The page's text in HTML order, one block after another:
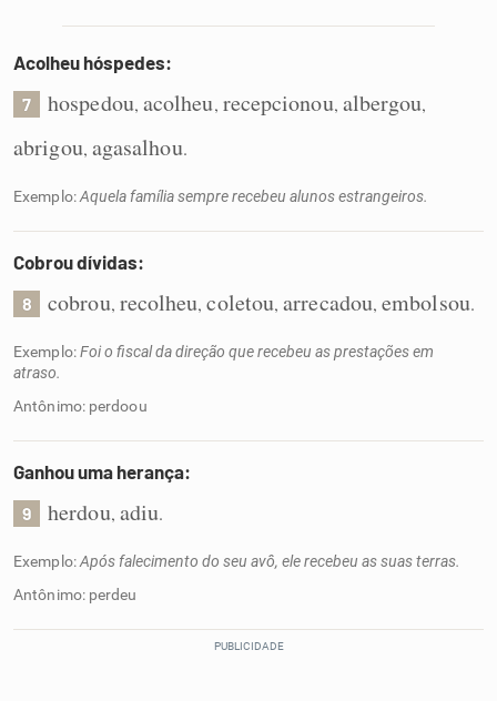
Acolheu hóspedes:
7 hospedou, acolheu, recepcionou, albergou,
abrigou, agasalhou.
Exemplo:Aquela família sempre recebeu alunos estrangeiros.
Cobrou dívidas:
8 cobrou, recolheu,coletou,arrecadou,embolsou.
Exemplo:Foi o fiscal da direção que recebeu as prestações em
atraso.
Antônimo: perdoou
Ganhou uma herança:
9 herdou, adiu.
Exemplo:Após falecimento do seu avô, ele recebeu as suas terras.
Antônimo: perdeu